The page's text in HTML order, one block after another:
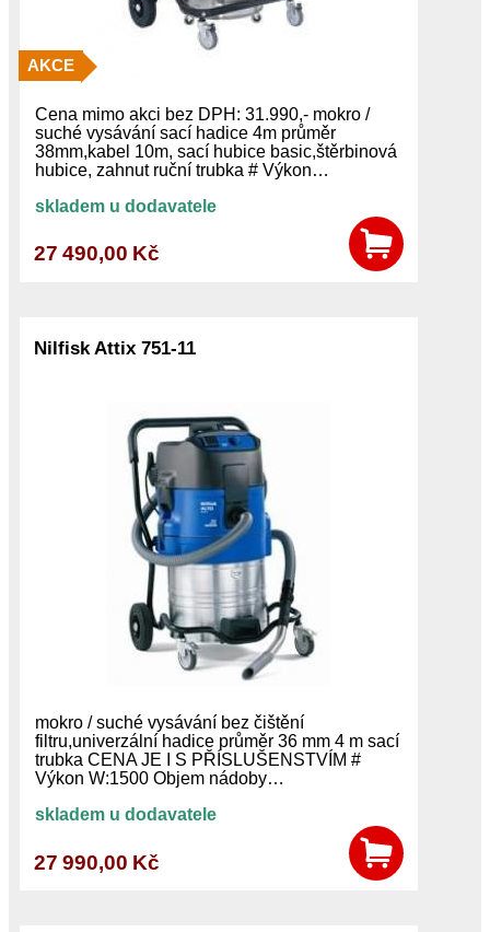
AKCE
Cena mimo akci bez DPH: 31.990,- mokro /
suché vysávání sací hadice 4m průměr
38mm,kabel 10m, sací hubice basic,štěrbinová
hubice, zahnut ruční trubka # Výkon…
skladem u dodavatele
27 490,00 Kč
Nilfisk Attix 751-11
mokro / suché vysávání bez čištění
filtru,univerzální hadice průměr 36 mm 4 m sací
trubka CENA JE I S PŘÍSLUŠENSTVÍM #
Výkon W:1500 Objem nádoby…
skladem u dodavatele
27 990,00 Kč